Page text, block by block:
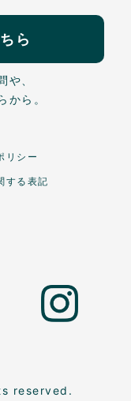
ら
や、
から。
リシー
する表記
reserved.